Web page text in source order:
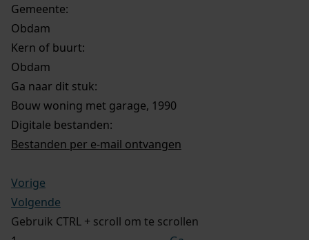
Gemeente:
Obdam
Kern of buurt:
Obdam
Ga naar dit stuk:
Bouw woning met garage, 1990
Digitale bestanden:
Bestanden per e-mail ontvangen
Vorige
Volgende
Gebruik CTRL + scroll om te scrollen